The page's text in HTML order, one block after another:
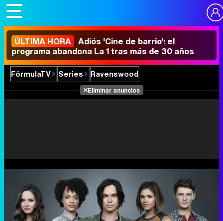
ÚLTIMA HORA Adiós 'Cine de barrio': el
programa abandona La 1 tras más de 30 años
FórmulaTV Series Ravenswood
Eliminar anuncios